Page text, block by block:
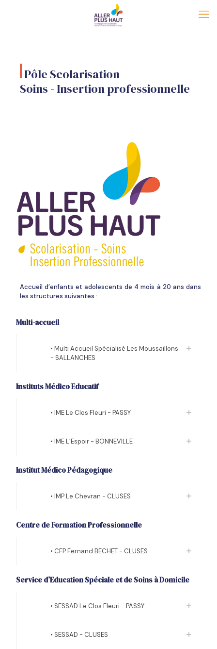
Pôle Scolarisation
Soins - Insertion professionnelle
Accueil d’enfants et adolescents de 4 mois à 20 ans dans
les structures suivantes :
Multi-accueil
• Multi Accueil Spécialisé Les Moussaillons
- SALLANCHES
Instituts Médico Educatif
• IME Le Clos Fleuri - PASSY
• IME L’Espoir - BONNEVILLE
Institut Médico Pédagogique
• IMP Le Chevran - CLUSES
Centre de Formation Professionnelle
• CFP Fernand BECHET - CLUSES
Service d’Education Spéciale et de Soins à Domicile
• SESSAD Le Clos Fleuri - PASSY
• SESSAD - CLUSES